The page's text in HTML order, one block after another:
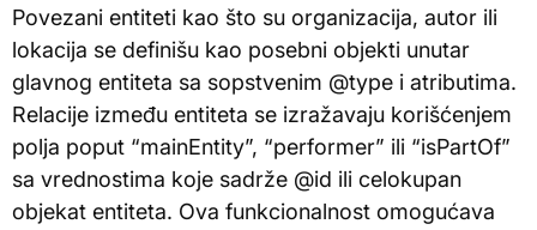
Povezani entiteti kao što su organizacija, autor ili
lokacija se definišu kao posebni objekti unutar
glavnog entiteta sa sopstvenim @type i atributima.
Relacije između entiteta se izražavaju korišćenjem
polja poput “mainEntity”, “performer” ili “isPartOf”
sa vrednostima koje sadrže @id ili celokupan
objekat entiteta. Ova funkcionalnost omogućava